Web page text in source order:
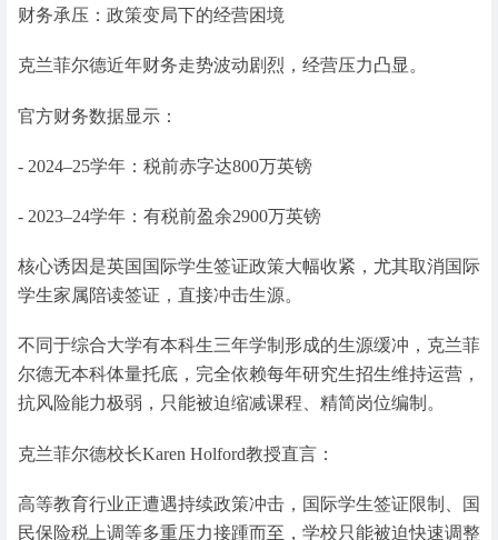
财务承压：政策变局下的经营困境
克兰菲尔德近年财务走势波动剧烈，经营压力凸显。
官方财务数据显示：
- 2024–25学年：税前赤字达800万英镑
- 2023–24学年：有税前盈余2900万英镑
核心诱因是英国国际学生签证政策大幅收紧，尤其取消国际
学生家属陪读签证，直接冲击生源。
不同于综合大学有本科生三年学制形成的生源缓冲，克兰菲
尔德无本科体量托底，完全依赖每年研究生招生维持运营，
抗风险能力极弱，只能被迫缩减课程、精简岗位编制。
克兰菲尔德校长Karen Holford教授直言：
高等教育行业正遭遇持续政策冲击，国际学生签证限制、国
民保险税上调等多重压力接踵而至，学校只能被迫快速调整